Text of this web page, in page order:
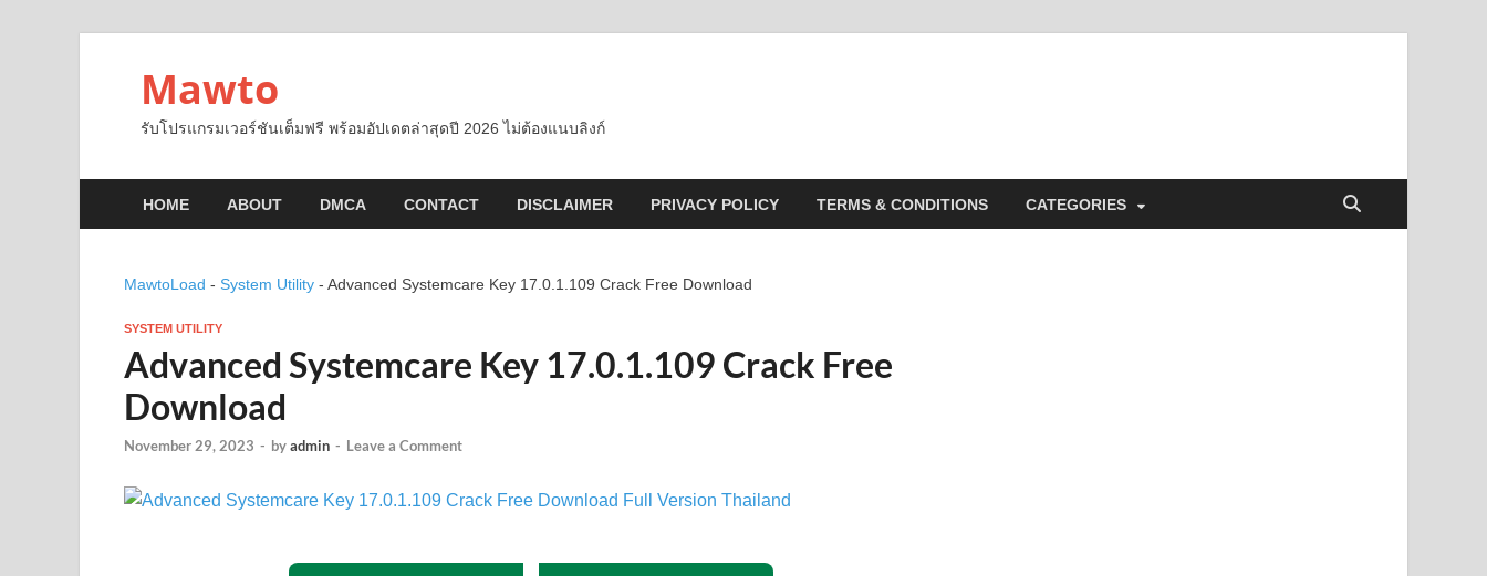
Mawto
รับโปรแกรมเวอร์ชันเต็มฟรี พร้อมอัปเดตล่าสุดปี 2026 ไม่ต้องแนบลิงก์
HOME ABOUT DMCA CONTACT DISCLAIMER PRIVACY POLICY TERMS & CONDITIONS CATEGORIES
MawtoLoad - System Utility - Advanced Systemcare Key 17.0.1.109 Crack Free Download
SYSTEM UTILITY
Advanced Systemcare Key 17.0.1.109 Crack Free
Download
November 29, 2023 - byadmin - Leave a Comment